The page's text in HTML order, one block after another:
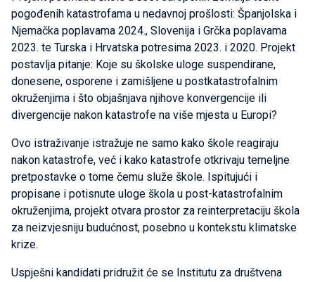
pogođenih katastrofama u nedavnoj prošlosti: Španjolska i
Njemačka poplavama 2024., Slovenija i Grčka poplavama
2023. te Turska i Hrvatska potresima 2023. i 2020. Projekt
postavlja pitanje: Koje su školske uloge suspendirane,
donesene, osporene i zamišljene u postkatastrofalnim
okruženjima i što objašnjava njihove konvergencije ili
divergencije nakon katastrofe na više mjesta u Europi?
Ovo istraživanje istražuje ne samo kako škole reagiraju
nakon katastrofe, već i kako katastrofe otkrivaju temeljne
pretpostavke o tome čemu služe škole. Ispitujući i
propisane i potisnute uloge škola u post-katastrofalnim
okruženjima, projekt otvara prostor za reinterpretaciju škola
za neizvjesniju budućnost, posebno u kontekstu klimatske
krize.
Uspješni kandidati pridružit će se Institutu za društvena